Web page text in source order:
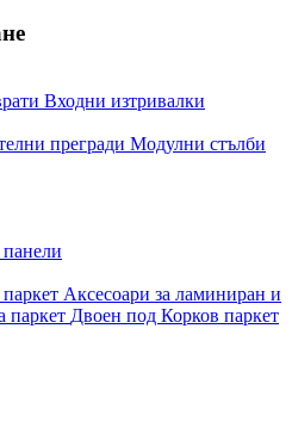
Входни изтривалки
прегради Модулни стълби
Аксесоари за ламиниран и
паркет Двоен под Корков паркет